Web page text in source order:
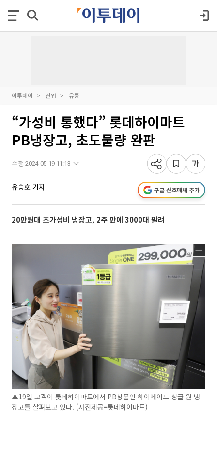
이투데이 산업 유통
“가성비 통했다” 롯데하이마트
PB냉장고, 초도물량 완판
수정 2024-05-19 11:13
유승호 기자 구글 선호매체 추가
20만원대 초가성비 냉장고, 2주 만에 3000대 팔려
▲19일 고객이 롯데하이마트에서 PB상품인 하이메이드 싱글 원 냉
장고를 살펴보고 있다. (사진제공=롯데하이마트)